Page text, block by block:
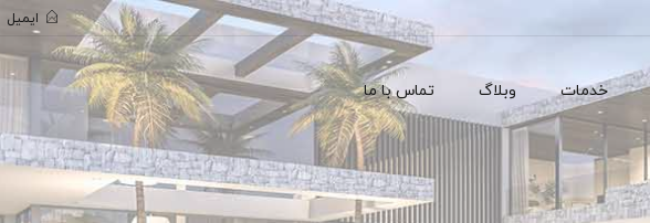
ایمیل
خدمات وبلاگ تماس با ما